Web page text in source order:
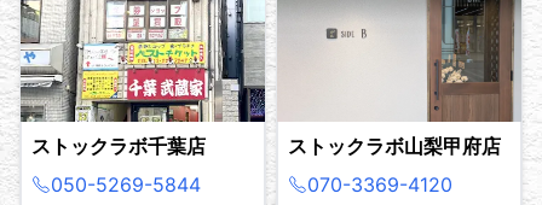
ストックラボ千葉店
050-5269-5844
ストックラボ山梨甲府店
070-3369-4120